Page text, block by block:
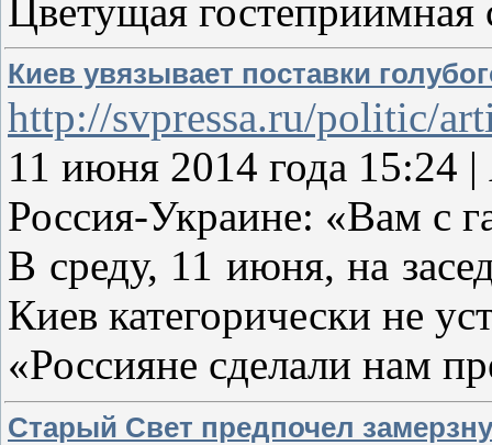
Цветущая
Киев увязывает поставки
http://svpressa.ru/politic/
11 июня 2014 года
Россия-Украине: «Вам с
В среду, 11 июня, на
Киев категорически не
«Россияне сделали нам
Старый Свет предпочел